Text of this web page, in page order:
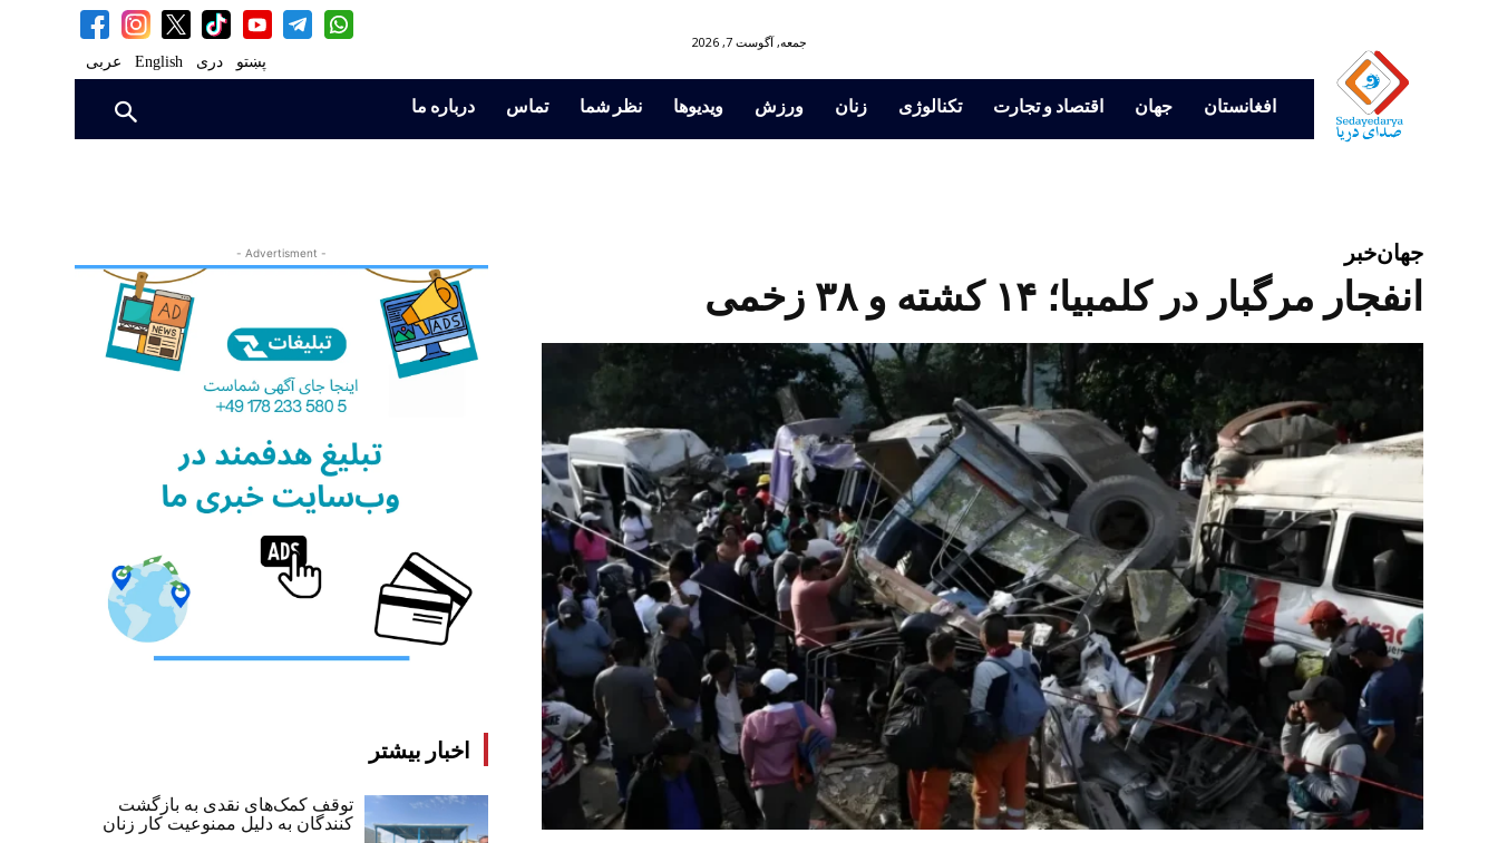
پښتو دری English عربی
جمعه, آگوست 7, 2026
افغانستان جهان اقتصاد و تجارت تکنالوژی زنان ورزش ویدیوها نظر شما تماس درباره ما
- Advertisment -
اخبار بیشتر
توقف کمک‌های نقدی به بازگشت
‌کنندگان به دلیل ممنوعیت کار زنان
جهانخبر
انفجار مرگبار در کلمبیا؛ ۱۴ کشته و ۳۸ زخمی